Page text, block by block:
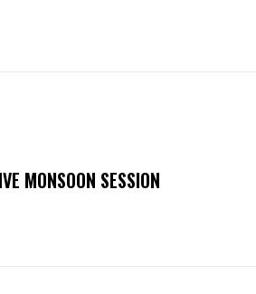
MONSOON SESSION